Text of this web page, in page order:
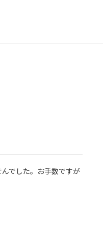
でした。お手数ですが